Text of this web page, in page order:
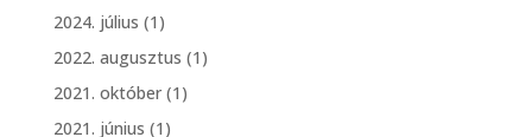
2024. július (1)
2022. augusztus (1)
2021. október(1)
2021. június (1)